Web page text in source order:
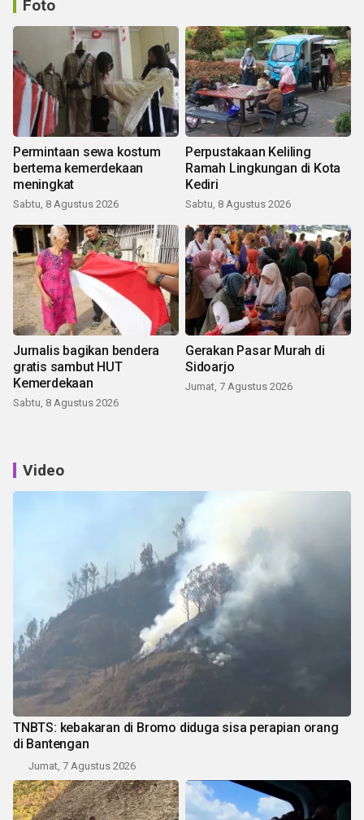
Foto
Permintaan sewa kostum
bertema kemerdekaan
meningkat
Sabtu, 8 Agustus 2026
Perpustakaan Keliling
Ramah Lingkungan di Kota
Kediri
Sabtu, 8 Agustus 2026
Jurnalis bagikan bendera
gratis sambut HUT
Kemerdekaan
Sabtu, 8 Agustus 2026
Gerakan Pasar Murah di
Sidoarjo
Jumat, 7 Agustus 2026
Video
TNBTS: kebakaran di Bromo diduga sisa perapian orang
di Bantengan
Jumat, 7 Agustus 2026